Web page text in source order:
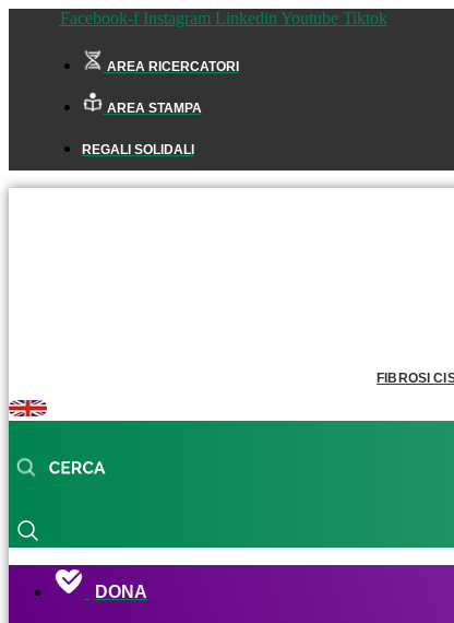
Facebook-f Instagram Linkedin Youtube Tiktok
AREA RICERCATORI
AREA STAMPA
REGALI SOLIDALI
FIBROSI
DONA